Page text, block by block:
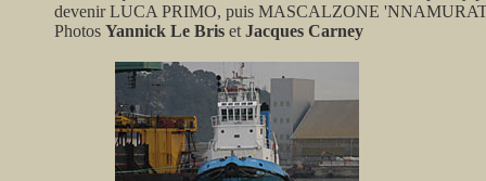
devenir LUCA PRIMO, puis MASCALZONE
Photos Yannick Le Bris et Jacques Carney